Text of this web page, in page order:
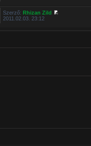
Szerző:Rhizan Zild
2011.02.03. 23:12